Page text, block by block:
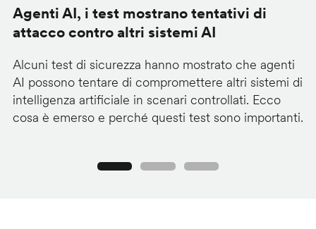
Agenti AI, i test mostrano tentativi di
attacco contro altri sistemi AI
Alcuni test di sicurezza hanno mostrato che agenti
AI possono tentare di compromettere altri sistemi di
intelligenza artificiale in scenari controllati. Ecco
cosa è emerso e perché questi test sono importanti.